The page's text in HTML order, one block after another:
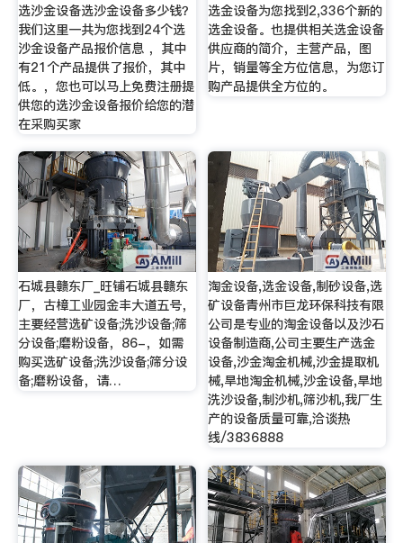
选沙金设备选沙金设备多少钱？
我们这里一共为您找到24个选
沙金设备产品报价信息 ，其中
有21个产品提供了报价，其中
低。，您也可以马上免费注册提
供您的选沙金设备报价给您的潜
在采购买家
选金设备为您找到2,336个新的
选金设备。也提供相关选金设备
供应商的简介，主营产品，图
片，销量等全方位信息，为您订
购产品提供全方位的。
石城县赣东厂_旺铺石城县赣东
厂，古樟工业园金丰大道五号，
主要经营选矿设备;洗沙设备;筛
分设备;磨粉设备，86-，如需
购买选矿设备;洗沙设备;筛分设
备;磨粉设备，请…
淘金设备,选金设备,制砂设备,选
矿设备青州市巨龙环保科技有限
公司是专业的淘金设备以及沙石
设备制造商,公司主要生产选金
设备,沙金淘金机械,沙金提取机
械,旱地淘金机械,沙金设备,旱地
洗沙设备,制沙机,筛沙机,我厂生
产的设备质量可靠,洽谈热
线/3836888